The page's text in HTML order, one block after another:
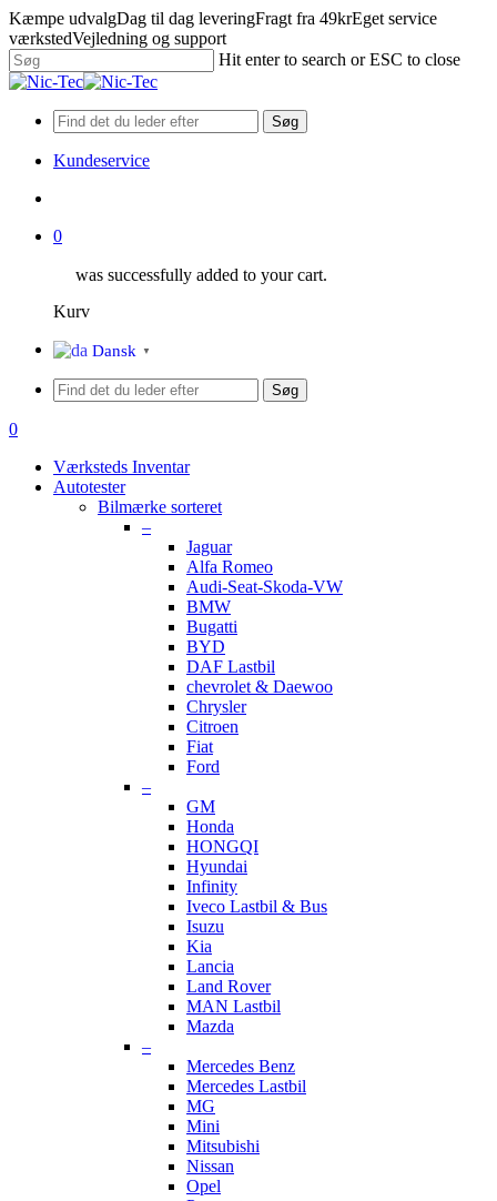
Skip
to
main
content
Kæmpe udvalgDag til dag leveringFragt fra 49krEget service
værkstedVejledning og support
Hit enter to search or ESC to close
Close
Søg
Kundeservice
0
was successfully added to your cart.
Kurv
Menu
Dansk ▼
Søg
search
0
Værksteds Inventar
Autotester
Bilmærke sorteret
–
Jaguar
Alfa Romeo
Audi-Seat-Skoda-VW
BMW
Bugatti
BYD
DAF Lastbil
chevrolet & Daewoo
Chrysler
Citroen
Fiat
Ford
–
GM
Honda
HONGQI
Hyundai
Infinity
Iveco Lastbil & Bus
Isuzu
Kia
Lancia
Land Rover
MAN Lastbil
Mazda
–
Mercedes Benz
Mercedes Lastbil
MG
Mini
Mitsubishi
Nissan
Opel